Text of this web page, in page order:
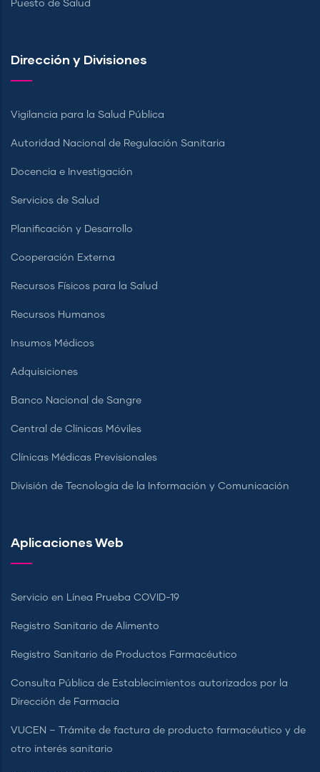
Puesto de Salud
Dirección y Divisiones
Vigilancia para la Salud Pública
Autoridad Nacional de Regulación Sanitaria
Docencia e Investigación
Servicios de Salud
Planificación y Desarrollo
Cooperación Externa
Recursos Físicos para la Salud
Recursos Humanos
Insumos Médicos
Adquisiciones
Banco Nacional de Sangre
Central de Clínicas Móviles
Clínicas Médicas Previsionales
División de Tecnología de la Información y Comunicación
Aplicaciones Web
Servicio en Línea Prueba COVID-19
Registro Sanitario de Alimento
Registro Sanitario de Productos Farmacéutico
Consulta Pública de Establecimientos autorizados por la
Dirección de Farmacia
VUCEN – Trámite de factura de producto farmacéutico y de
otro interés sanitario